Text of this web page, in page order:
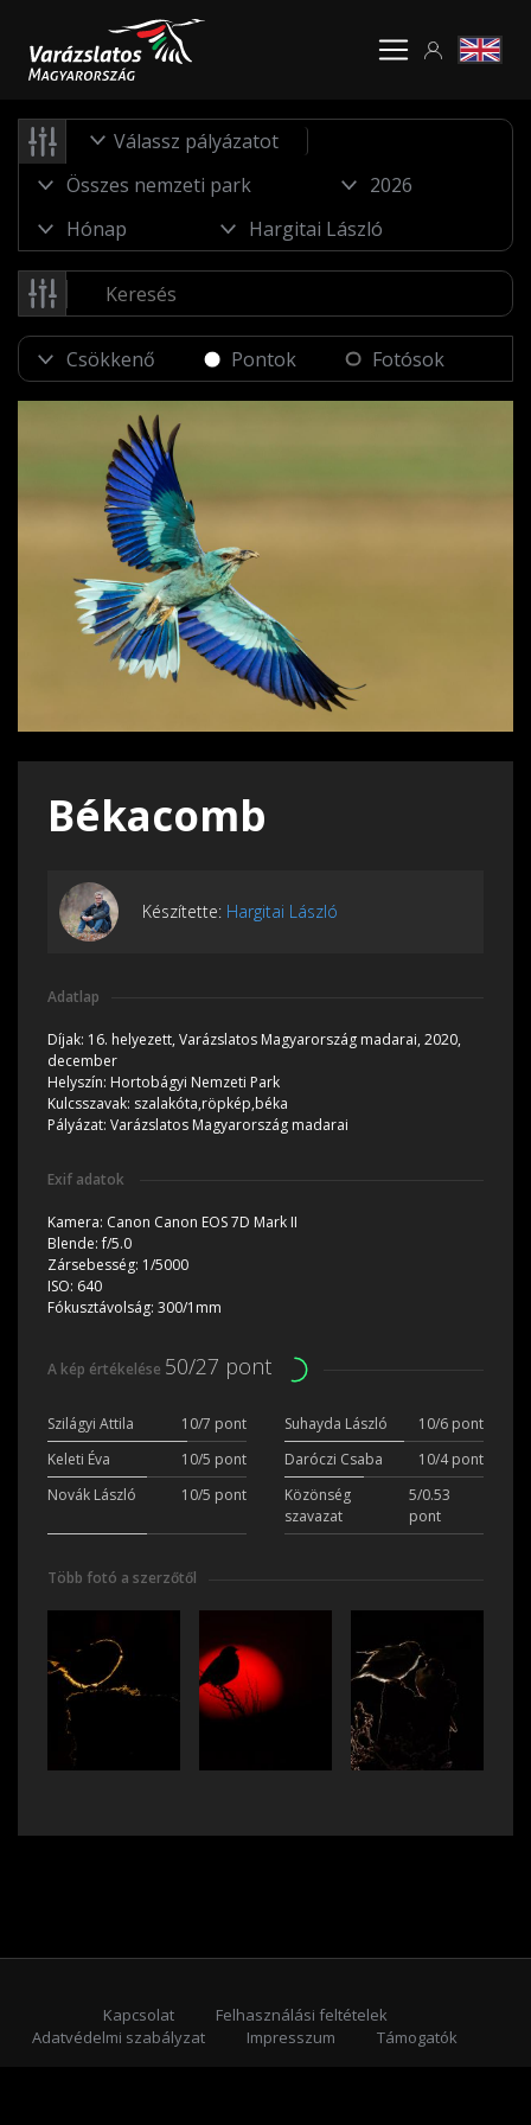
Válassz pályázatot
Pontok Fotósok
Békacomb
Készítette: Hargitai László
Adatlap
Díjak: 16. helyezett, Varázslatos Magyarország madarai, 2020,
december
Helyszín: Hortobágyi Nemzeti Park
Kulcsszavak: szalakóta,röpkép,béka
Pályázat: Varázslatos Magyarország madarai
Exif adatok
Kamera: Canon Canon EOS 7D Mark II
Blende:f/5.0
Zársebesség: 1/5000
ISO: 640
Fókusztávolság: 300/1mm
A kép értékelése 50/27 pont
Szilágyi Attila 10/7 pont Suhayda László
10/6 pont
Keleti Éva
10/5 pont Daróczi Csaba
10/4 pont
Novák László
10/5 pont
Közönség
szavazat
5/0.53
pont
Több fotó a szerzőtől
Kapcsolat
Felhasználási feltételek
Adatvédelmi szabályzat
Impresszum
Támogatók